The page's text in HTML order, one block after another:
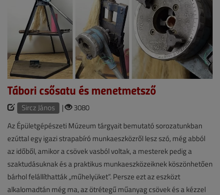
Tábori csősatu és menetmetsző
Sircz János |
3080
Az Épületgépészeti Múzeum tárgyait bemutató sorozatunkban
ezúttal egy igazi strapabíró munkaeszközről lesz szó, még abból
az időből, amikor a csövek vasból voltak, a mesterek pedig a
szaktudásuknak és a praktikus munkaeszközeiknek köszönhetően
bárhol felállíthatták „műhelyüket”. Persze ezt az eszközt
alkalomadtán még ma, az ötrétegű műanyag csövek és a kézzel